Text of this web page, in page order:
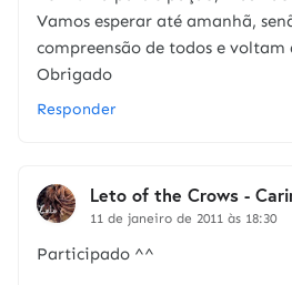
Vamos esperar até amanhã,
compreensão de todos e
Obrigado
Responder
Leto of the Crows -
11 de janeiro de 2011 às 18:30
Participado ^^